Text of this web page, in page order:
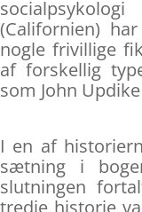
(Californien)
nogle frivillige
af forskellig
som John
I en af
sætning i
slutningen